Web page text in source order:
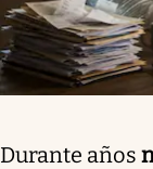
Durante años